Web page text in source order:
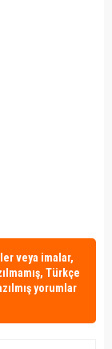
veya imalar,
Türkçe
yorumlar